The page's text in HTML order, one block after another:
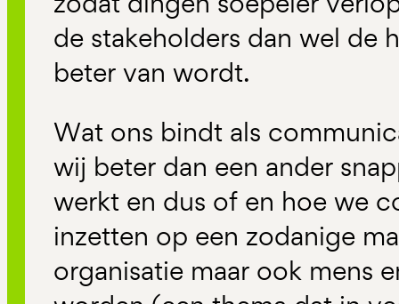
de stakeholders dan wel de
beter van wordt.
Wat ons bindt als
wij beter dan een ander
werkt en dus of en hoe we
inzetten op een zodanige
organisatie maar ook mens